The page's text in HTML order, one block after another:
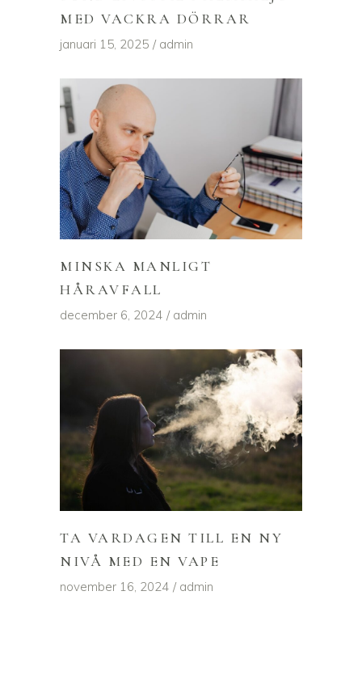
MED VACKRA DÖRRAR
januari 15, 2025 admin
MINSKA MANLIGT
HÅRAVFALL
december 6, 2024 admin
TA VARDAGEN TILL EN NY
NIVÅ MED EN VAPE
november 16, 2024 admin